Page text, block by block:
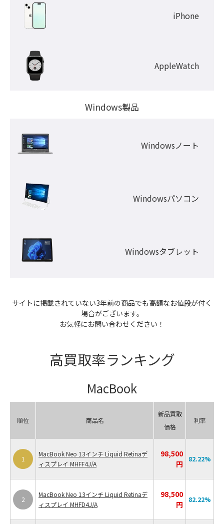
iPhone
AppleWatch
Windows製品
Windowsノート
Windowsパソコン
Windowsタブレット
サイトに掲載されていない3年前の商品でも高額なお値段が付く
場合がございます。
お気軽にお問い合わせください！
高買取率ランキング
MacBook
順位 商品名
新品買取
価格
利率
1
MacBook Neo 13インチ Liquid Retinaデ
ィスプレイ MHFF4J/A
98,500
円
82.22%
2
MacBook Neo 13インチ Liquid Retinaデ
ィスプレイ MHFD4J/A
98,500
円
82.22%